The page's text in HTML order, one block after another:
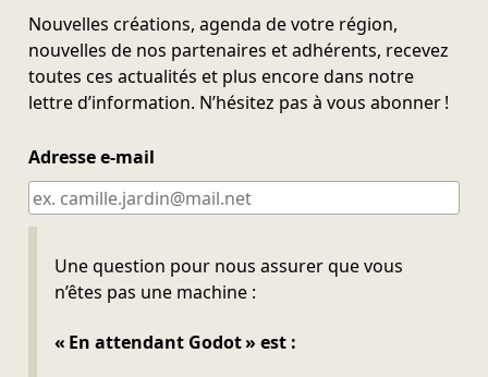
Nouvelles créations, agenda de votre région,
nouvelles de nos partenaires et adhérents, recevez
toutes ces actualités et plus encore dans notre
lettre d’information. N’hésitez pas à vous abonner !
Adresse e-mail
Une question pour nous assurer que vous
n’êtes pas une machine :
« En attendant Godot » est :
Ne pas remplir